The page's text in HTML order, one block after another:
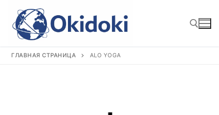
содержимому
ГЛАВНАЯ СТРАНИЦА ALO YOGA